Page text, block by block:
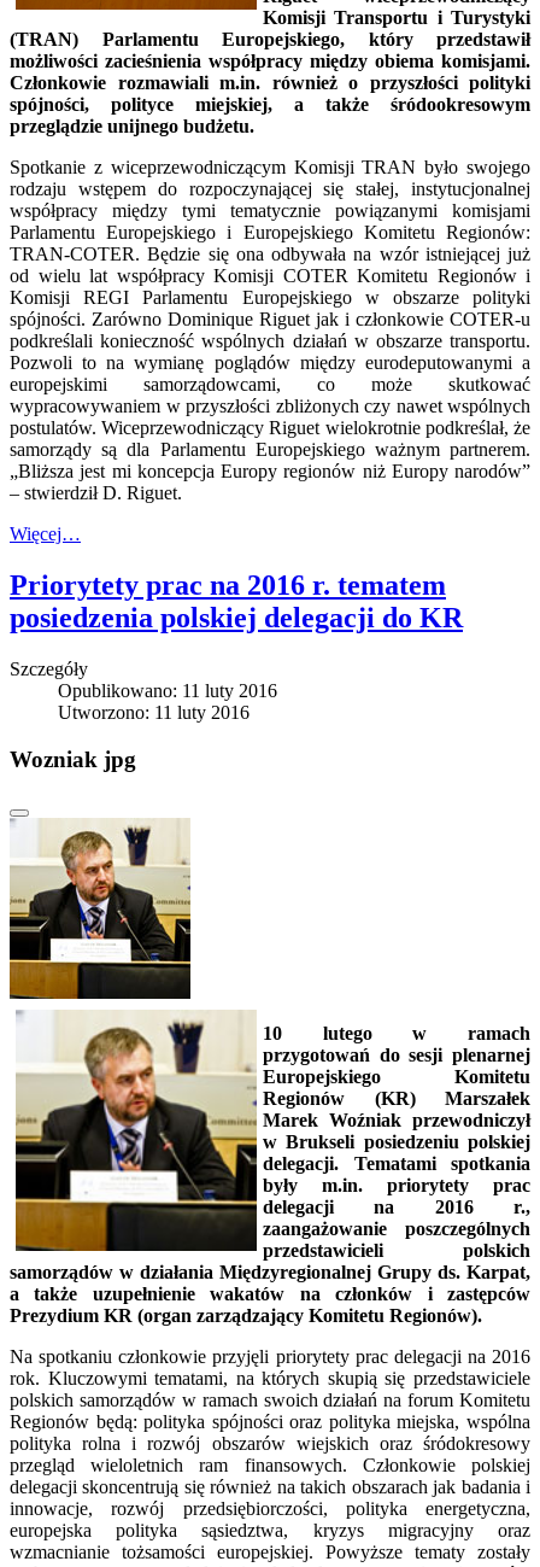
Komisji Transportu i Turystyki
(TRAN) Parlamentu Europejskiego,
który przedstawił
możliwości zacieśnienia współpracy między obiema komisjami.
Członkowie rozmawiali m.in. również o przyszłości polityki
spójności, polityce miejskiej, a także śródookresowym
przeglądzie unijnego budżetu.
Spotkanie z wiceprzewodniczącym Komisji TRAN było swojego
rodzaju wstępem do rozpoczynającej się stałej, instytucjonalnej
współpracy między tymi tematycznie powiązanymi komisjami
Parlamentu Europejskiego i Europejskiego Komitetu Regionów:
TRAN-COTER. Będzie się ona odbywała na wzór istniejącej już
od wielu lat współpracy Komisji COTER Komitetu Regionów i
Komisji REGI Parlamentu Europejskiego w obszarze polityki
spójności. Zarówno Dominique Riguet jak i członkowie COTER-u
podkreślali konieczność wspólnych działań w obszarze transportu.
Pozwoli to na wymianę poglądów między eurodeputowanymi a
europejskimi samorządowcami, co może skutkować
wypracowywaniem w przyszłości zbliżonych czy nawet wspólnych
postulatów. Wiceprzewodniczący Riguet wielokrotnie podkreślał, że
samorządy są dla Parlamentu Europejskiego ważnym partnerem.
„Bliższa jest mi koncepcja Europy regionów niż Europy narodów”
– stwierdził D. Riguet.
Więcej…
Priorytety prac na 2016 r. tematem
posiedzenia polskiej delegacji do KR
Szczegóły
Opublikowano: 11 luty 2016
Utworzono: 11 luty 2016
Wozniak jpg
10 lutego w ramach
przygotowań do sesji plenarnej
Europejskiego Komitetu
Regionów (KR) Marszałek
Marek Woźniak przewodniczył
w Brukseli posiedzeniu polskiej
delegacji. Tematami spotkania
były m.in. priorytety prac
delegacji na 2016 r.,
zaangażowanie poszczególnych
przedstawicieli polskich
samorządów w działania Międzyregionalnej Grupy ds. Karpat,
a także uzupełnienie wakatów na członków i zastępców
Prezydium KR (organ zarządzający Komitetu Regionów).
Na spotkaniu członkowie przyjęli priorytety prac delegacji na 2016
rok. Kluczowymi tematami, na których skupią się przedstawiciele
polskich samorządów w ramach swoich działań na forum Komitetu
Regionów będą: polityka spójności oraz polityka miejska, wspólna
polityka rolna i rozwój obszarów wiejskich oraz śródokresowy
przegląd wieloletnich ram finansowych. Członkowie polskiej
delegacji skoncentrują się również na takich obszarach jak badania i
innowacje, rozwój przedsiębiorczości, polityka energetyczna,
europejska polityka sąsiedztwa, kryzys migracyjny oraz
wzmacnianie tożsamości europejskiej. Powyższe tematy zostały